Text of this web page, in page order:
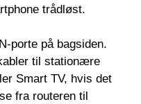
trådløst.
porte på bagsiden.
til stationære
Smart TV, hvis det
fra routeren til